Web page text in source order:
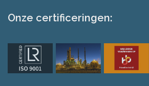
Onze certificeringen: